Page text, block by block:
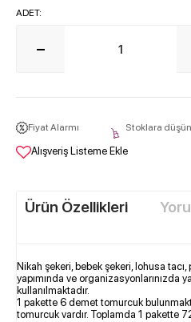
ADET:
Fiyat Alarmı Stoklara
Alışveriş Listeme Ekle
Ürün Özellikleri
Nikah şekeri, bebek şekeri, lohusa tacı,
yapımında ve organizasyonlarınızda
kullanılmaktadır.
1 pakette 6 demet tomurcuk
tomurcuk vardır. Toplamda 1 pakette